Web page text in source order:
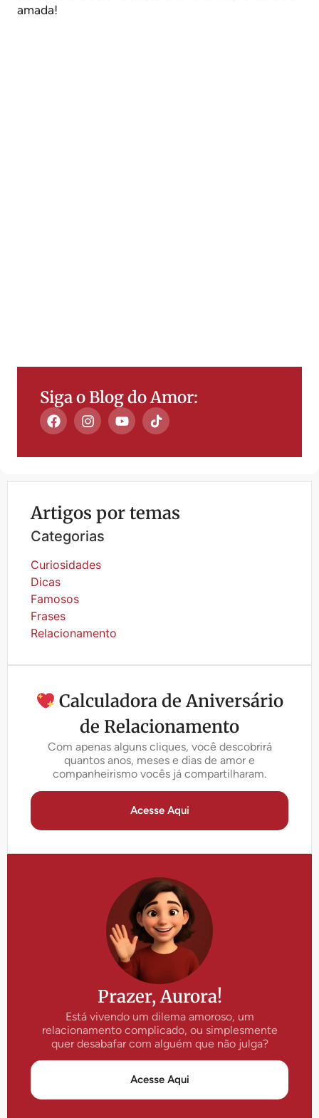
amada!
Siga o Blog do Amor:
Artigos por temas
Categorias
Curiosidades
Dicas
Famosos
Frases
Relacionamento
Calculadora de Aniversário
de Relacionamento
Com apenas alguns cliques, você descobrirá
quantos anos, meses e dias de amor e
companheirismo vocês já compartilharam.
Acesse Aqui
Prazer, Aurora!
Está vivendo um dilema amoroso, um
relacionamento complicado, ou simplesmente
quer desabafar com alguém que não julga?
Acesse Aqui